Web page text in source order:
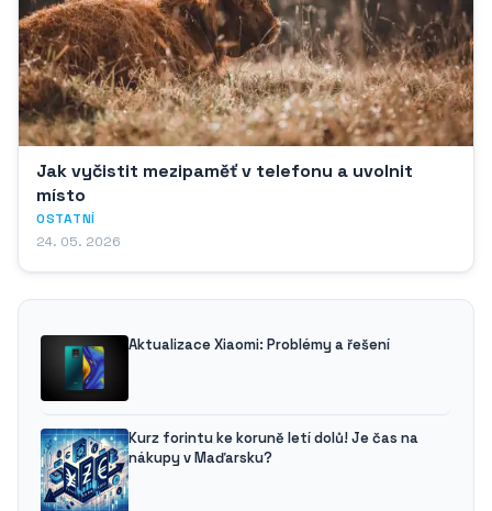
Jak vyčistit mezipaměť v telefonu a uvolnit
místo
OSTATNÍ
24. 05. 2026
Aktualizace Xiaomi: Problémy a řešení
Kurz forintu ke koruně letí dolů! Je čas na
nákupy v Maďarsku?